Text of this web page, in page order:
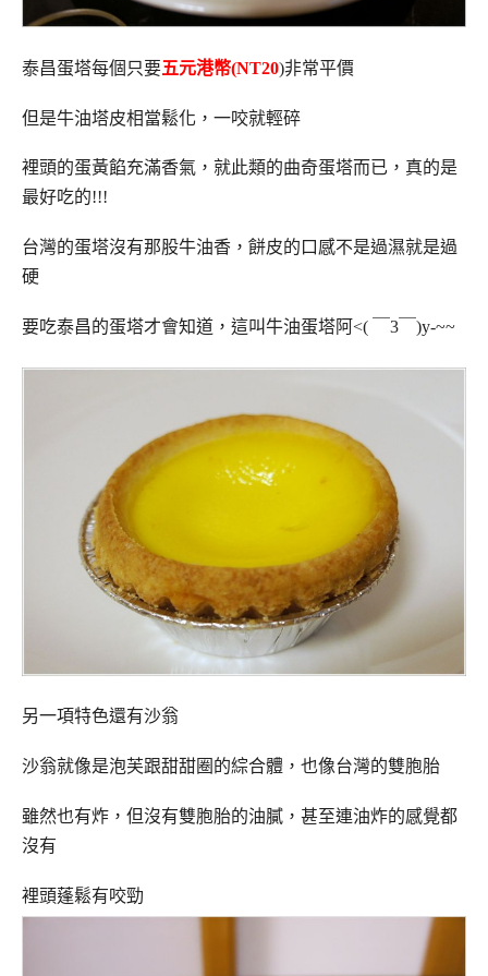
泰昌蛋塔每個只要五元港幣(NT20)非常平價
但是牛油塔皮相當鬆化，一咬就輕碎
裡頭的蛋黃餡充滿香氣，就此類的曲奇蛋塔而已，真的是
最好吃的!!!
台灣的蛋塔沒有那股牛油香，餅皮的口感不是過濕就是過
硬
要吃泰昌的蛋塔才會知道，這叫牛油蛋塔阿<( ￣3￣)y-~~
另一項特色還有沙翁
沙翁就像是泡芙跟甜甜圈的綜合體，也像台灣的雙胞胎
雖然也有炸，但沒有雙胞胎的油膩，甚至連油炸的感覺都
沒有
裡頭蓬鬆有咬勁